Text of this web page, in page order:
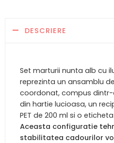
DESCRIERE
Set marturii nunta alb cu
reprezinta un ansamblu
coordonat, compus
din hartie lucioasa, un
PET de 200 ml si o
Aceasta configuratie
stabilitatea cadourilor